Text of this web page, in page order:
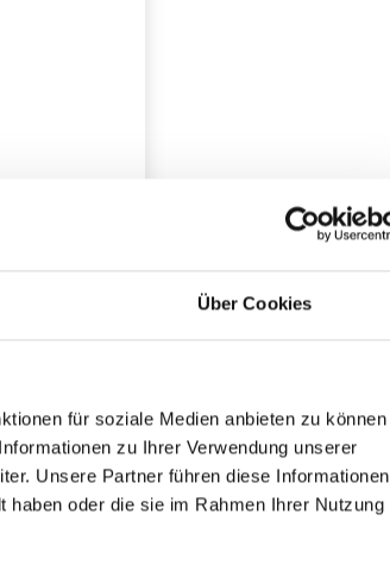
Über Cookies
für soziale Medien anbieten zu können
zu Ihrer Verwendung unserer
Unsere Partner führen diese Informationen
oder die sie im Rahmen Ihrer Nutzung